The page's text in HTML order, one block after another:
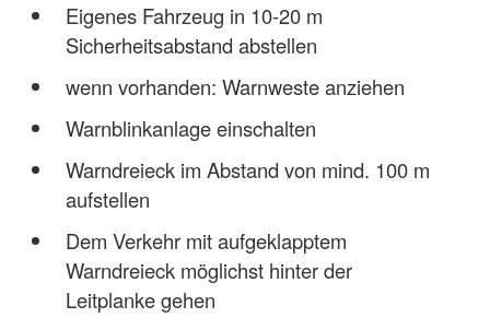
Eigenes Fahrzeug in 10-20 m
Sicherheitsabstand abstellen
wenn vorhanden: Warnweste anziehen
Warnblinkanlage einschalten
Warndreieck im Abstand von mind. 100 m
aufstellen
Dem Verkehr mit aufgeklapptem
Warndreieck möglichst hinter der
Leitplanke gehen